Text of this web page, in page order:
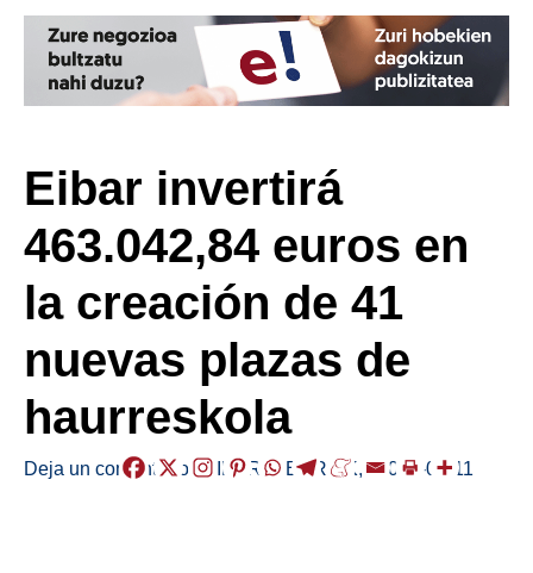
Eibar invertirá
463.042,84 euros en
la creación de 41
nuevas plazas de
haurreskola
Deja un comentario /EIBAR ,HERRIAK,/2025-04-11